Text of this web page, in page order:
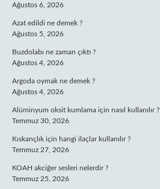
Ağustos 6, 2026
Azat edildi ne demek ?
Ağustos 5, 2026
Buzdolabı ne zaman çıktı ?
Ağustos 4, 2026
Argoda oymak ne demek ?
Ağustos 4, 2026
Alüminyum oksit kumlama için nasıl kullanılır ?
Temmuz 30, 2026
Kıskançlık için hangi ilaçlar kullanılır ?
Temmuz 27, 2026
KOAH akciğer sesleri nelerdir ?
Temmuz 25, 2026